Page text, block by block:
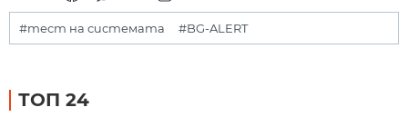
#тест на системата #BG-ALERT
ТОП 24